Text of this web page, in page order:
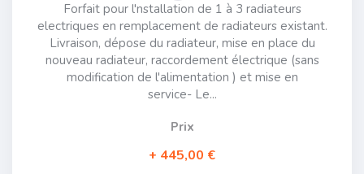
Forfait pour l'nstallation de 1 à 3 radiateurs
electriques en remplacement de radiateurs existant.
Livraison, dépose du radiateur, mise en place du
nouveau radiateur, raccordement électrique (sans
modification de l'alimentation ) et mise en
service- Le...
Prix
445,00 €